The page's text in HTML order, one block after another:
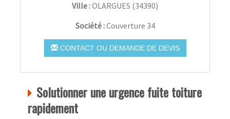
Ville :OLARGUES (34390)
Société :Couverture 34
CONTACT OU DEMANDE DE DEVIS
Solutionner une urgence fuite toiture
rapidement